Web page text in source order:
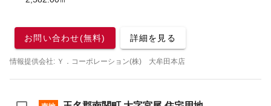
お問い合わせ(無料) 詳細を見る
情報提供会社: Ｙ．コーポレーション(株) 大牟田本店